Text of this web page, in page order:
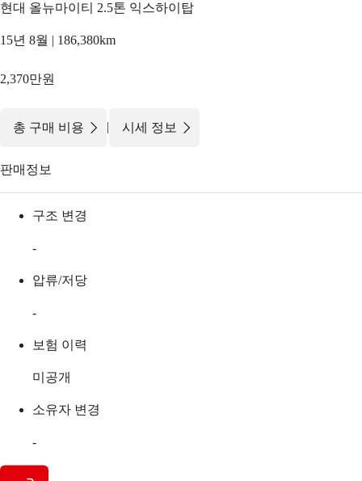
현대 올뉴마이티 2.5톤 익스하이탑
15년 8월 | 186,380km
2,370만원
총 구매 비용 | 시세 정보
판매정보
구조 변경
-
압류/저당
-
보험 이력
미공개
소유자 변경
-